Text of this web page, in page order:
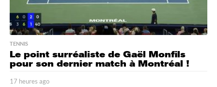
TENNIS
Le point surréaliste de Gaël Monfils
pour son dernier match à Montréal !
17 heures ago